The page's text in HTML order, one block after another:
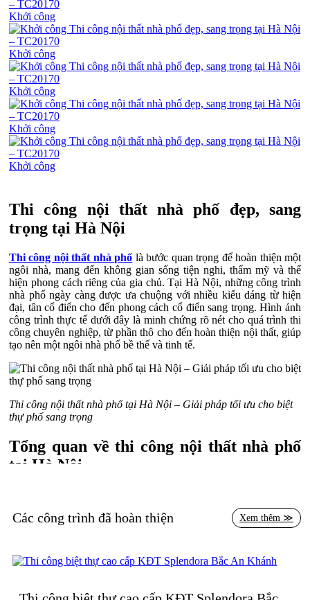
Khởi công
Khởi công
Khởi công
Khởi công
Khởi công
Thi công nội thất nhà phố đẹp, sang
trọng tại Hà Nội
Thi công nội thất nhà phố là bước quan trọng để hoàn thiện một
ngôi nhà, mang đến không gian sống tiện nghi, thẩm mỹ và thể
hiện phong cách riêng của gia chủ. Tại Hà Nội, những công trình
nhà phố ngày càng được ưa chuộng với nhiều kiểu dáng từ hiện
đại, tân cổ điển cho đến phong cách cổ điển sang trọng. Hình ảnh
công trình thực tế dưới đây là minh chứng rõ nét cho quá trình thi
công chuyên nghiệp, từ phần thô cho đến hoàn thiện nội thất, giúp
tạo nên một ngôi nhà phố bề thế và tinh tế.
Thi công nội thất nhà phố tại Hà Nội – Giải pháp tối ưu cho biệt
thự phố sang trọng
Tổng quan về thi công nội thất nhà phố
tại Hà Nội
vừa phải, tập trung ở các tuyến đường chính hoặc trong khu dân
cư đông đúc. Đặc điểm này đòi hỏi thiết kế và thi công phải đảm
bảo sự tối ưu về không gian, công năng sử dụng và yếu tố thẩm
Trong nhiều năm gần đây, xu hướng xây dựng nhà phố không chỉ
trọng vào việc thi công nội thất để biến không gian trở thành nơi ở
Các công trình đã hoàn thiện Xem thêm ≫